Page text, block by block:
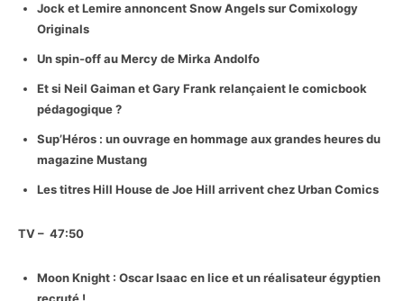
Jock et Lemire annoncent Snow Angels sur Comixology
Originals
Un spin-off au Mercy de Mirka Andolfo
Et si Neil Gaiman et Gary Frank relançaient le comicbook
pédagogique ?
Sup’Héros : un ouvrage en hommage aux grandes heures du
magazine Mustang
Les titres Hill House de Joe Hill arrivent chez Urban Comics
TV – 47:50
Moon Knight : Oscar Isaac en lice et un réalisateur égyptien